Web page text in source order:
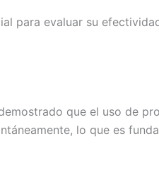
para evaluar su
que el uso de
lo que es